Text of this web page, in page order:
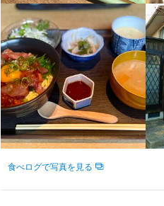
食べログで写真を見る
少しでも興味をお持ちでしたら、
店名
いさ奈
勤務地
滋賀県大津市末広町3-7
少しでも興味をお持ちでしたら、
店名
いさ奈
勤務地
滋賀県大津市末広町3-7
店名
いさ奈
勤務地
滋賀県大津市末広町3-7